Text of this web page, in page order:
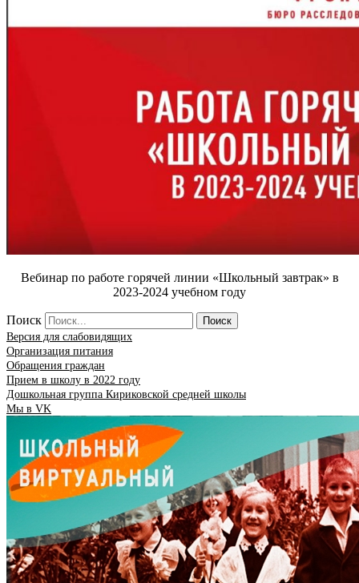
Вебинар по работе горячей линии «Школьный завтрак» в
2023-2024 учебном году
Поиск
Поиск
Версия для слабовидящих
Организация питания
Обращения граждан
Прием в школу в 2022 году
Дошкольная группа Кириковской средней школы
Мы в VK